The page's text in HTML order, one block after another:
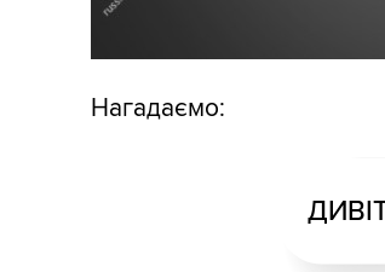
Нагадаємо: